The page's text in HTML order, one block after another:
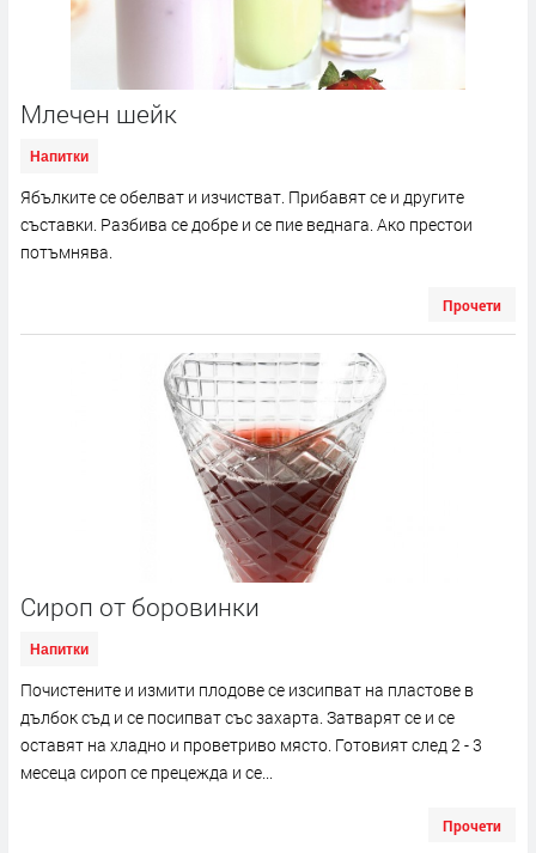
Млечен шейк
Напитки
Ябълките се обелват и изчистват. Прибавят се и другите
съставки. Разбива се добре и се пие веднага. Ако престои
потъмнява.
Прочети
Сироп от боровинки
Напитки
Почистените и измити плодове се изсипват на пластове в
дълбок съд и се посипват със захарта. Затварят се и се
оставят на хладно и проветриво място. Готовият след 2 - 3
месеца сироп се прецежда и се...
Прочети